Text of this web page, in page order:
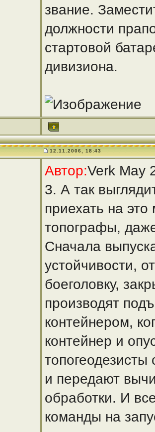
звание.
должности
стартовой
дивизиона.
12.11.2006, 18:43
Автор:Verk May
3. А так
приехать на
топографы,
Сначала
устойчивости,
боеголовку,
производят
контейнером,
контейнер и
и передают
обработки. И
команды на